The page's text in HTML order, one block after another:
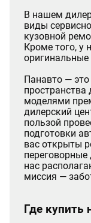
В нашем
виды
кузовной
Кроме того, у
оригинальные
Панавто —
моделями
дилерский
пользой
подготовки
вас открыты
нас
миссия —
Где купить